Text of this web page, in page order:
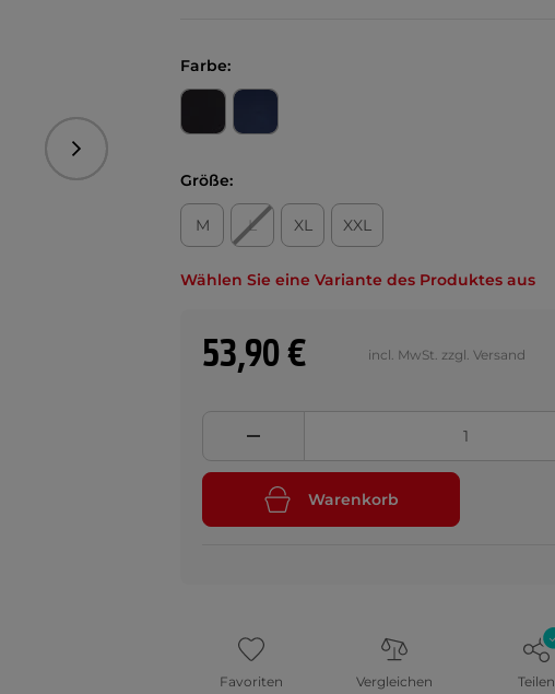
Folgend
Farbe:
Größe:
M L XL XXL
Wählen Sie eine Variante des Produktes aus
53,90 € incl. MwSt. zzgl. Versand
Warenkorb
Favoriten Vergleichen Teilen